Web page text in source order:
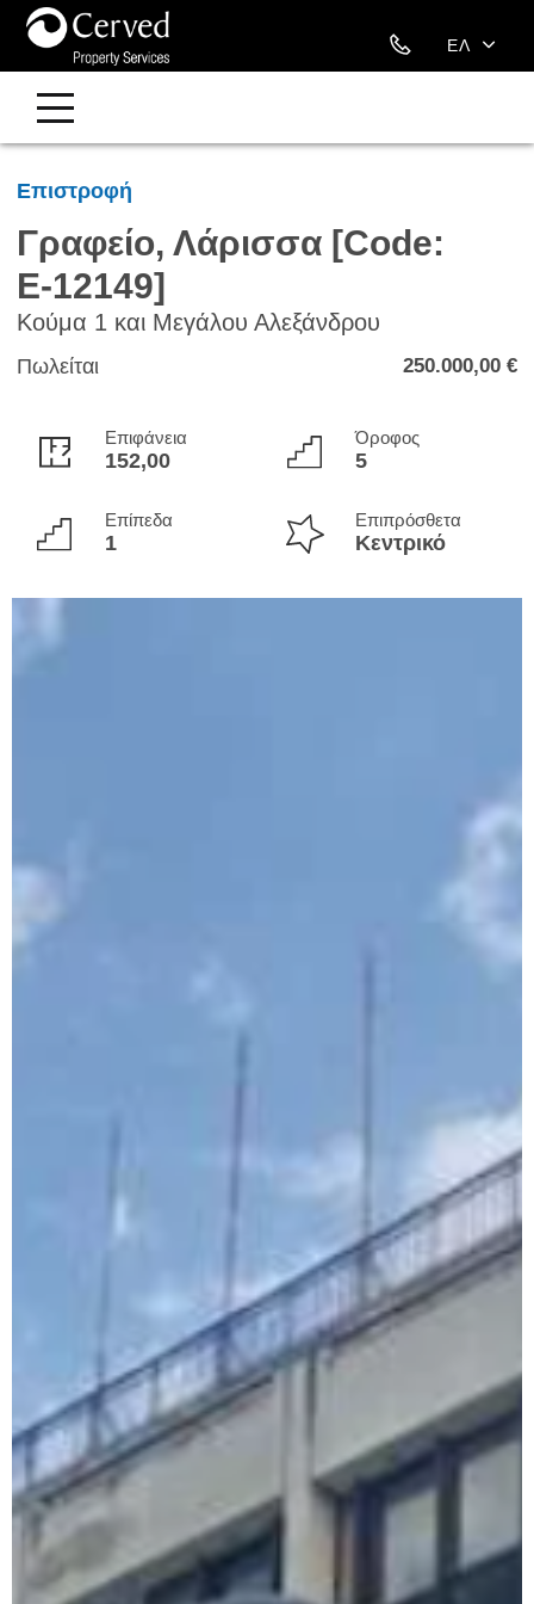
ΕΛ
EN
Επιστροφή
Γραφείο, Λάρισσα [Code:
Ε-12149]
Κούμα 1 και Μεγάλου Αλεξάνδρου
Πωλείται 250.000,00 €
Επιφάνεια
152,00
Όροφος
5
Επίπεδα
1
Επιπρόσθετα
Κεντρικό